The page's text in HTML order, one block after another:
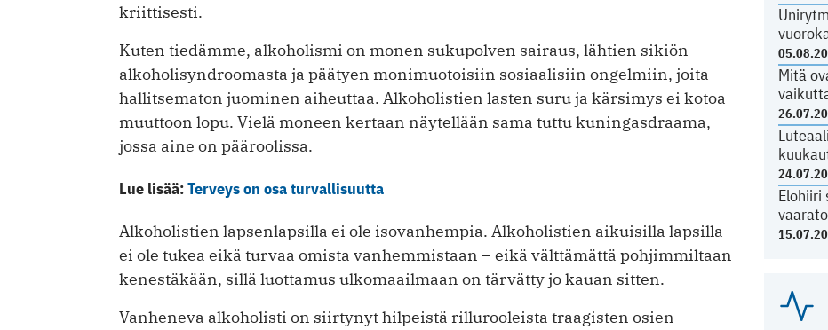
Mitä
Elohiiri
kriittisesti.
Kuten tiedämme, alkoholismi on monen sukupolven sairaus, lähtien sikiön
alkoholisyndroomasta ja päätyen monimuotoisiin sosiaalisiin ongelmiin, joita
hallitsematon juominen aiheuttaa. Alkoholistien lasten suru ja kärsimys ei kotoa
muuttoon lopu. Vielä moneen kertaan näytellään sama tuttu kuningasdraama,
jossa aine on pääroolissa.
Lue lisää:Terveys on osa turvallisuutta
Alkoholistien lapsenlapsilla ei ole isovanhempia. Alkoholistien aikuisilla lapsilla
ei ole tukea eikä turvaa omista vanhemmistaan – eikä välttämättä pohjimmiltaan
kenestäkään, sillä luottamus ulkomaailmaan on tärvätty jo kauan sitten.
Vanheneva alkoholisti on siirtynyt hilpeistä rillurooleista traagisten osien